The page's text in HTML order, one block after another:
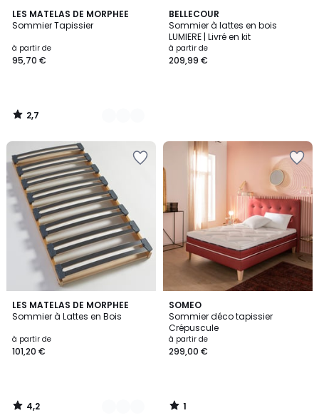
LES MATELAS DE MORPHEE
Sommier Tapissier
à partir de
95,70 €
2,7
/ 5
2
Couleurs
2,7
/
BELLECOUR
Sommier à lattes en bois
LUMIERE | Livré en kit
à partir de
209,99 €
LES MATELAS DE MORPHEE
Sommier à Lattes en Bois
à partir de
101,20 €
4,2
/ 5
2
Couleurs
4,2
/
SOMEO
Sommier déco tapissier
Crépuscule
à partir de
299,00 €
1
/
5
1
/